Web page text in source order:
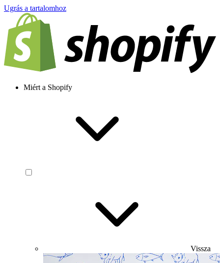
Ugrás a tartalomhoz
Miért a Shopify
Vissza